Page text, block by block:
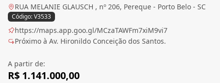
RUA MELANIE GLAUSCH , nº 206, Pereque - Porto Belo - SC
Código: V3533
https://maps.app.goo.gl/MCzaTAWFm7xiM9vi7
Próximo à Av. Hironildo Conceição dos Santos.
A partir de:
R$ 1.141.000,00